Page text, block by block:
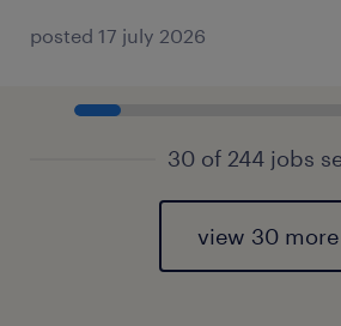
posted 17 july 2026
30 of 244 jobs
view 30 more